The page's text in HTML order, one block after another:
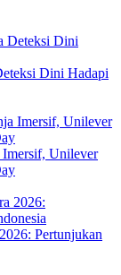
Dini Hadapi
Unilever
Pertunjukan